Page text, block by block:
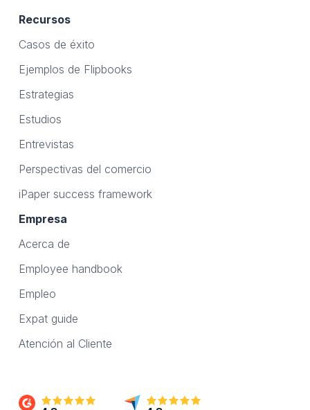
Recursos
Casos de éxito
Ejemplos de Flipbooks
Estrategias
Estudios
Entrevistas
Perspectivas del comercio
iPaper success framework
Empresa
Acerca de
Employee handbook
Empleo
Expat guide
Atención al Cliente